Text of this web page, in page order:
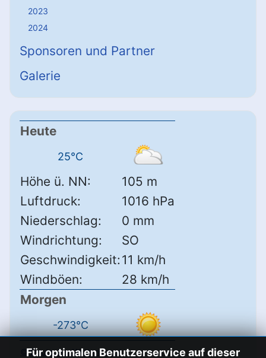
2023
2024
Sponsoren und Partner
Galerie
Heute
25°C
Höhe ü. NN:
105 m
Luftdruck:
1016 hPa
Niederschlag:
0 mm
Windrichtung:
SO
Geschwindigkeit: 11 km/h
Windböen:
28 km/h
Morgen
-273°C
© Deutscher Wetterdienst
Für optimalen Benutzerservice auf dieser